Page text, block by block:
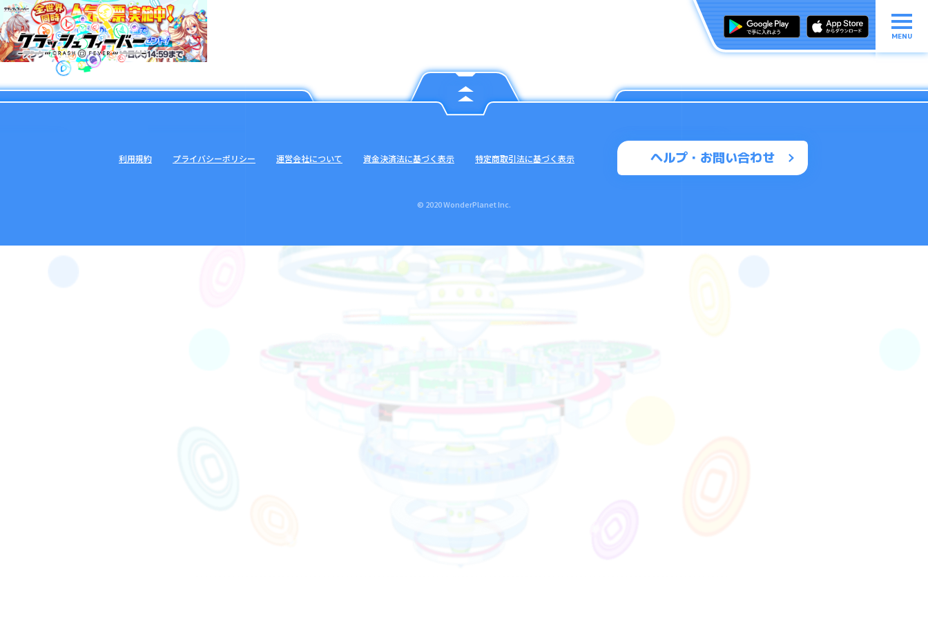
MENU
ヘルプ・お問い合わせ
利用規約 プライバシーポリシー 運営会社について 資金決済法に基づく表示 特定商取引法に基づく表示
© 2020 WonderPlanet Inc.